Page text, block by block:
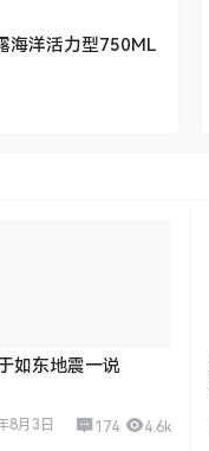
海洋活力型750ML
如东地震一说
8月3日 174 4.6k